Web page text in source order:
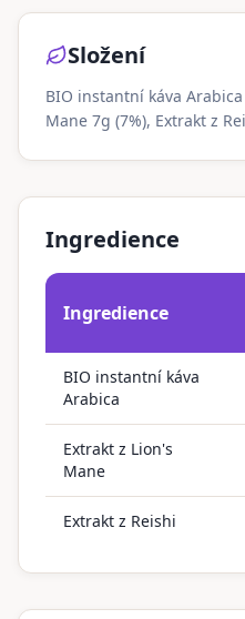
Složení
BIO instantní káva
Mane 7g (7%), Extrakt z
Ingredience
Ingredience
BIO instantní káva
Arabica
Extrakt z Lion's
Mane
Extrakt z Reishi